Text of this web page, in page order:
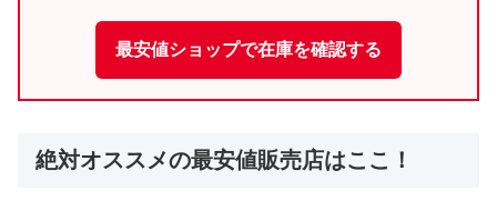
最安値ショップで在庫を確認する
絶対オススメの最安値販売店はここ！